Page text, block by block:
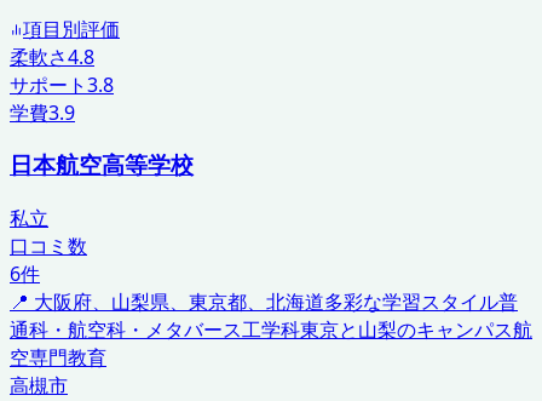
項目別評価
柔軟さ4.8
サポート3.8
学費3.9
日本航空高等学校
私立
口コミ数
6件
📍 大阪府、山梨県、東京都、北海道多彩な学習スタイル普
通科・航空科・メタバース工学科東京と山梨のキャンパス航
空専門教育
高槻市